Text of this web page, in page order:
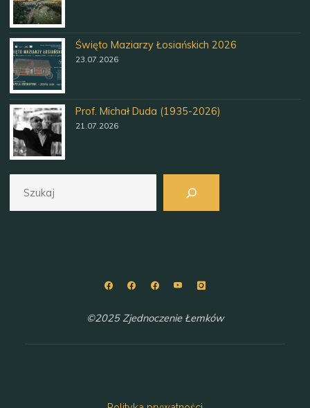
Święto Maziarzy Łosiańskich 2026
23.07.2026
Prof. Michał Duda (1935-2026)
21.07.2026
©2025 Zjednoczenie Łemków